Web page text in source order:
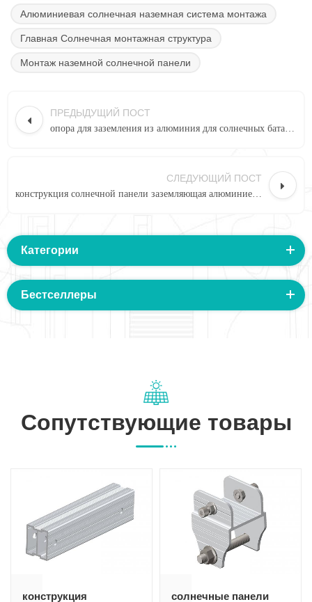
Алюминиевая солнечная наземная система монтажа
Главная Солнечная монтажная структура
Монтаж наземной солнечной панели
ПРЕДЫДУЩИЙ ПОСТ
СЛЕДУЮЩИЙ ПОСТ
Категории
Бестселлеры
Сопутствующие товары
конструкция
солнечные панели